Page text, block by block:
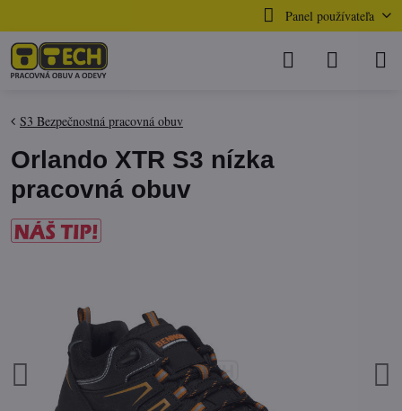
Panel používateľa
S3 Bezpečnostná pracovná obuv
Orlando XTR S3 nízka
pracovná obuv